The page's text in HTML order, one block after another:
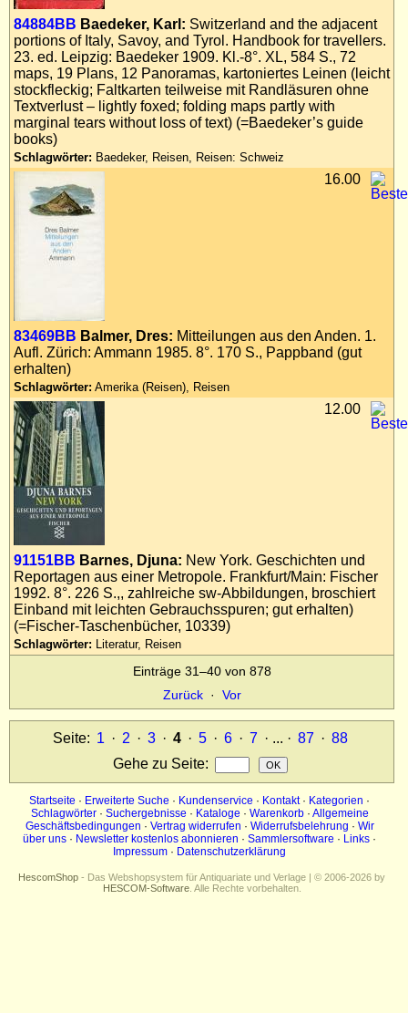
84884BB Baedeker, Karl: Switzerland and the adjacent
portions of Italy, Savoy, and Tyrol. Handbook for travellers.
23. ed. Leipzig: Baedeker 1909. Kl.-8°. XL, 584 S., 72
maps, 19 Plans, 12 Panoramas, kartoniertes Leinen (leicht
stockfleckig; Faltkarten teilweise mit Randläsuren ohne
Textverlust – lightly foxed; folding maps partly with
marginal tears without loss of text) (=Baedeker’s guide
books)
Schlagwörter: Baedeker, Reisen, Reisen: Schweiz
83469BB Balmer, Dres: Mitteilungen aus den Anden. 1.
Aufl. Zürich: Ammann 1985. 8°. 170 S., Pappband (gut
erhalten)
Schlagwörter: Amerika (Reisen), Reisen
16.00
91151BB Barnes, Djuna: New York. Geschichten und
Reportagen aus einer Metropole. Frankfurt/Main: Fischer
1992. 8°. 226 S.,, zahlreiche sw-Abbildungen, broschiert
Einband mit leichten Gebrauchsspuren; gut erhalten)
(=Fischer-Taschenbücher, 10339)
Schlagwörter: Literatur, Reisen
12.00
Einträge 31–40 von 878
Zurück · Vor
Seite: 1 · 2 · 3 · 4 · 5 · 6 · 7 · ... · 87 · 88
Gehe zu Seite:
Startseite · Erweiterte Suche · Kundenservice · Kontakt· Kategorien ·
Schlagwörter· Suchergebnisse · Kataloge · Warenkorb· Allgemeine
Geschäftsbedingungen · Vertrag widerrufen · Widerrufsbelehrung · Wir
über uns · Newsletter kostenlos abonnieren · Sammlersoftware · Links ·
Impressum · Datenschutzerklärung
HescomShop - Das Webshopsystem für Antiquariate und Verlage | © 2006-2026 by
HESCOM-Software. Alle Rechte vorbehalten.